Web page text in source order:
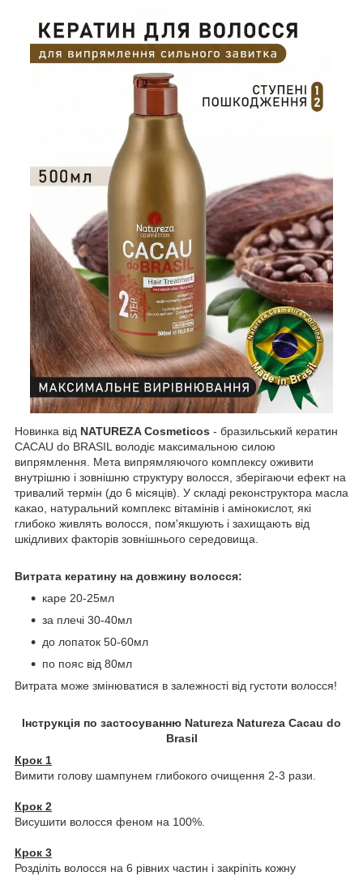
Новинка від NATUREZA Cosmeticos - бразильський кератин
CACAU do BRASIL володіє максимальною силою
випрямлення. Мета випрямляючого комплексу оживити
внутрішню і зовнішню структуру волосся, зберігаючи ефект на
тривалий термін (до 6 місяців). У складі реконструктора масла
какао, натуральний комплекс вітамінів і амінокислот, які
глибоко живлять волосся, пом'якшують і захищають від
шкідливих факторів зовнішнього середовища.
Витрата кератину на довжину волосся:
каре 20-25мл
за плечі 30-40мл
до лопаток 50-60мл
по пояс від 80мл
Витрата може змінюватися в залежності від густоти волосся!
Інструкція по застосуванню Natureza Natureza Cacau do
Brasil
Крок 1
Вимити голову шампунем глибокого очищення 2-3 рази.
Крок 2
Висушити волосся феном на 100%.
Крок 3
Розділіть волосся на 6 рівних частин і закріпіть кожну